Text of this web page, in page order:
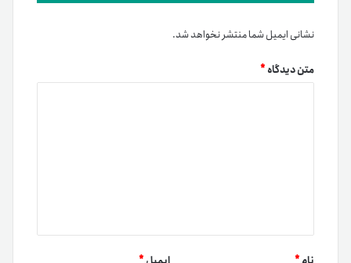
نشانی ایمیل شما منتشر نخواهد شد.
متن دیدگاه*